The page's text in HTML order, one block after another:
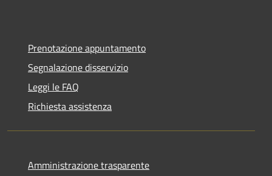
Prenotazione appuntamento
Segnalazione disservizio
Leggi le FAQ
Richiesta assistenza
Amministrazione trasparente